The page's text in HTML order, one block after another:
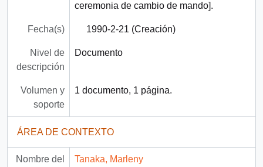
ceremonia de cambio de mando].
Fecha(s) 1990-2-21 (Creación)
Nivel de
descripción
Documento
Volumen y
soporte
1 documento, 1 página.
ÁREA DE CONTEXTO
Nombre del Tanaka, Marleny